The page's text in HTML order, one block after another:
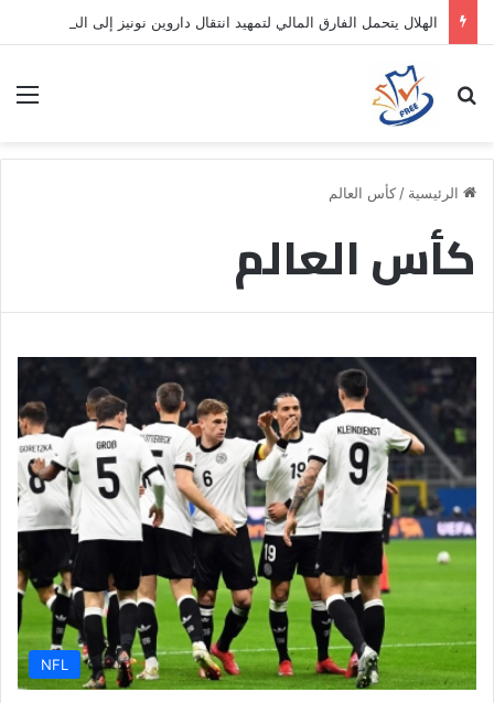
بحث عن
الرئيسية / كأس العالم
كأس العالم
NFL